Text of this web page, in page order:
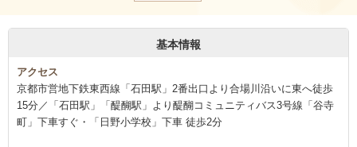
基本情報
アクセス
京都市営地下鉄東西線「石田駅」2番出口より合場川沿いに東へ徒歩
15分／「石田駅」「醍醐駅」より醍醐コミュニティバス3号線「谷寺
町」下車すぐ・「日野小学校」下車 徒歩2分